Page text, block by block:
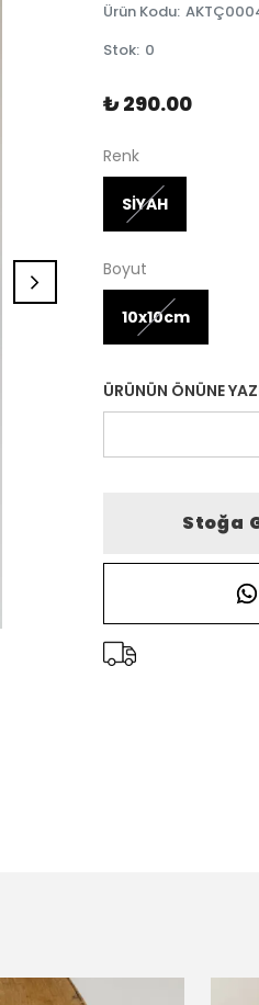
Ürün Kodu:
Stok: 0
₺ 290.00
Renk
SİYAH
Boyut
10x10cm
ÜRÜNÜN ÖNÜNE
Stoğa